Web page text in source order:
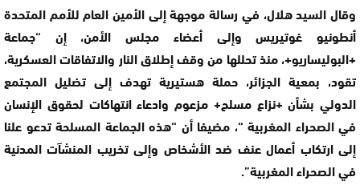
وقال السيد هلال، في رسالة موجهة إلى الأمين العام للأمم المتحدة
أنطونيو غوتيريس وإلى أعضاء مجلس الأمن، إن “جماعة
+البوليساريو+، منذ تحللها من وقف إطلاق النار والاتفاقات العسكرية،
تقود، بمعية الجزائر، حملة هستيرية تهدف إلى تضليل المجتمع
الدولي بشأن +نزاع مسلح+ مزعوم وادعاء انتهاكات لحقوق الإنسان
في الصحراء المغربية “، مضيفا أن “هذه الجماعة المسلحة تدعو علنا
إلى ارتكاب أعمال عنف ضد الأشخاص وإلى تخريب المنشآت المدنية
في الصحراء المغربية”.